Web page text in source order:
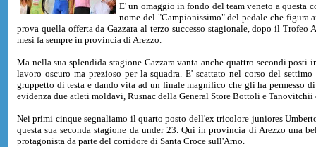
E' un omaggio in fondo del team veneto a questa
nome del "Campionissimo" del pedale che figura
prova quella offerta da Gazzara al terzo successo stagionale, dopo il
mesi fa sempre in provincia di Arezzo.
Ma nella sua splendida stagione Gazzara vanta anche quattro secondi
lavoro oscuro ma prezioso per la squadra. E' scattato nel corso del
gruppetto di testa e dando vita ad un finale magnifico che gli ha permesso
evidenza due atleti moldavi, Rusnac della General Store Bottoli e
Nei primi cinque segnaliamo il quarto posto dell'ex tricolore juniores
questa sua seconda stagione da under 23. Qui in provincia di Arezzo una
protagonista da parte del corridore di Santa Croce sull'Arno.